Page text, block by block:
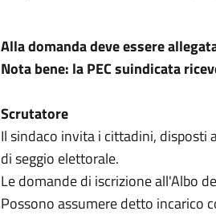
Alla domanda deve essere
Nota bene: la PEC suindicata
Scrutatore
Il sindaco invita i cittadini, disposti
di seggio elettorale.
Le domande di iscrizione all'Albo
Possono assumere detto incarico